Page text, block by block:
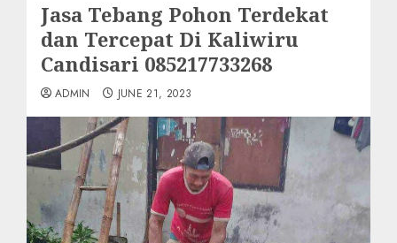
Jasa Tebang Pohon Terdekat
dan Tercepat Di Kaliwiru
Candisari 085217733268
ADMIN JUNE 21, 2023